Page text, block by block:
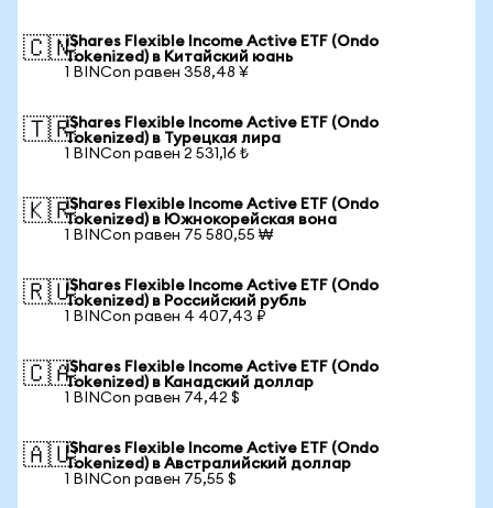
🇨🇳iShares Flexible Income Active ETF (Ondo
Tokenized) в Китайский юань
1 BINCon равен 358,48 ¥
🇹🇷iShares Flexible Income Active ETF (Ondo
Tokenized) в Турецкая лира
1 BINCon равен 2 531,16 ₺
🇰🇷iShares Flexible Income Active ETF (Ondo
Tokenized) в Южнокорейская вона
1 BINCon равен 75 580,55 ₩
🇷🇺iShares Flexible Income Active ETF (Ondo
Tokenized) в Российский рубль
1 BINCon равен 4 407,43 ₽
🇨🇦iShares Flexible Income Active ETF (Ondo
Tokenized) в Канадский доллар
1 BINCon равен 74,42 $
🇦🇺iShares Flexible Income Active ETF (Ondo
Tokenized) в Австралийский доллар
1 BINCon равен 75,55 $